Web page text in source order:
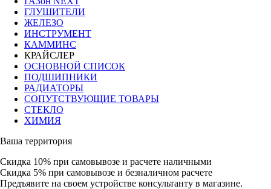
ГЛУШИТЕЛИ
ЖЕЛЕЗО
ИНСТРУМЕНТ
КАММИНС
КРАЙСЛЕР
ОСНОВНОЙ СПИСОК
ПОДШИПНИКИ
РАДИАТОРЫ
СОПУТСТВУЮЩИЕ ТОВАРЫ
СТЕКЛО
ХИМИЯ
Ваша территория
Скидка 10% при самовывозе и расчете наличными
Скидка 5% при самовывозе и безналичном расчете
Предъявите на своем устройстве консультанту в магазине.